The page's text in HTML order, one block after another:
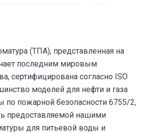
(ТПА), представленная на
последним мировым
сертифицирована согласно ISO
моделей для нефти и газа
по пожарной безопасности 6755/2,
предоставляемой нашими
для питьевой воды и